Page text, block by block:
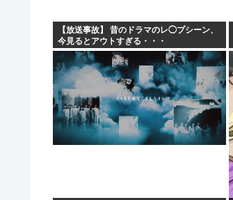
【放送事故】 昔のドラマのレ◯プシーン、
今見るとアウトすぎる・・・